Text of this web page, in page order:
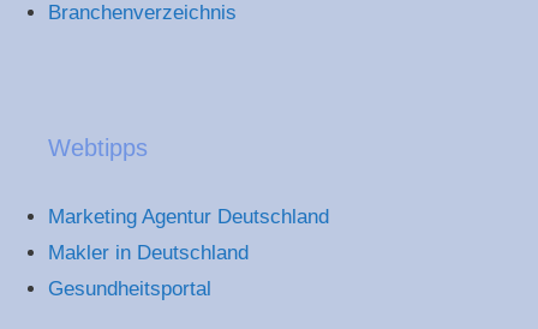
Branchenverzeichnis
Webtipps
Marketing Agentur Deutschland
Makler in Deutschland
Gesundheitsportal